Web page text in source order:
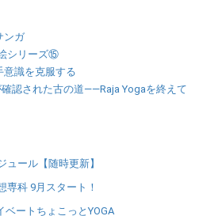
ンガ
シリーズ⑮
意識を克服する
認された古の道――Raja Yogaを終えて
ュール【随時更新】
専科 9月スタート！
ベートちょこっとYOGA